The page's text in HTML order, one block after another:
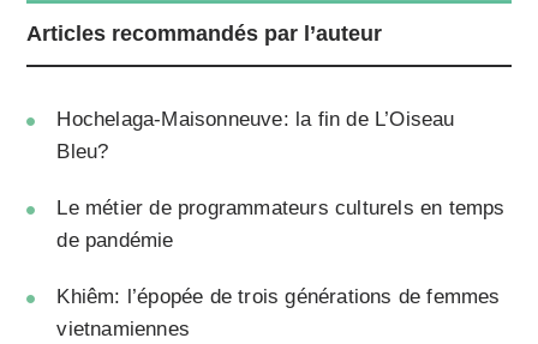
Articles recommandés par l’auteur
Hochelaga-Maisonneuve: la fin de L’Oiseau
Bleu?
Le métier de programmateurs culturels en temps
de pandémie
Khiêm: l’épopée de trois générations de femmes
vietnamiennes